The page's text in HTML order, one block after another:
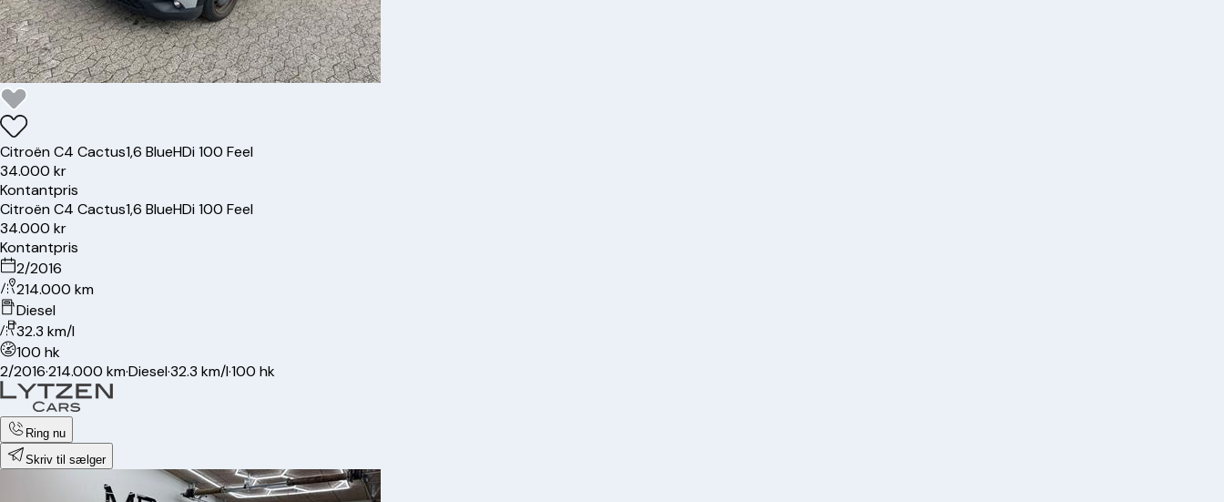
CitroënC4 Cactus1,6 BlueHDi 100 Feel
34.000 kr
Kontantpris
CitroënC4 Cactus1,6 BlueHDi 100 Feel
34.000 kr
Kontantpris
2/2016
214.000 km
Diesel
32.3 km/l
100 hk
2/2016·214.000 km·Diesel·32.3 km/l·100 hk
Ring nu
Skriv til sælger